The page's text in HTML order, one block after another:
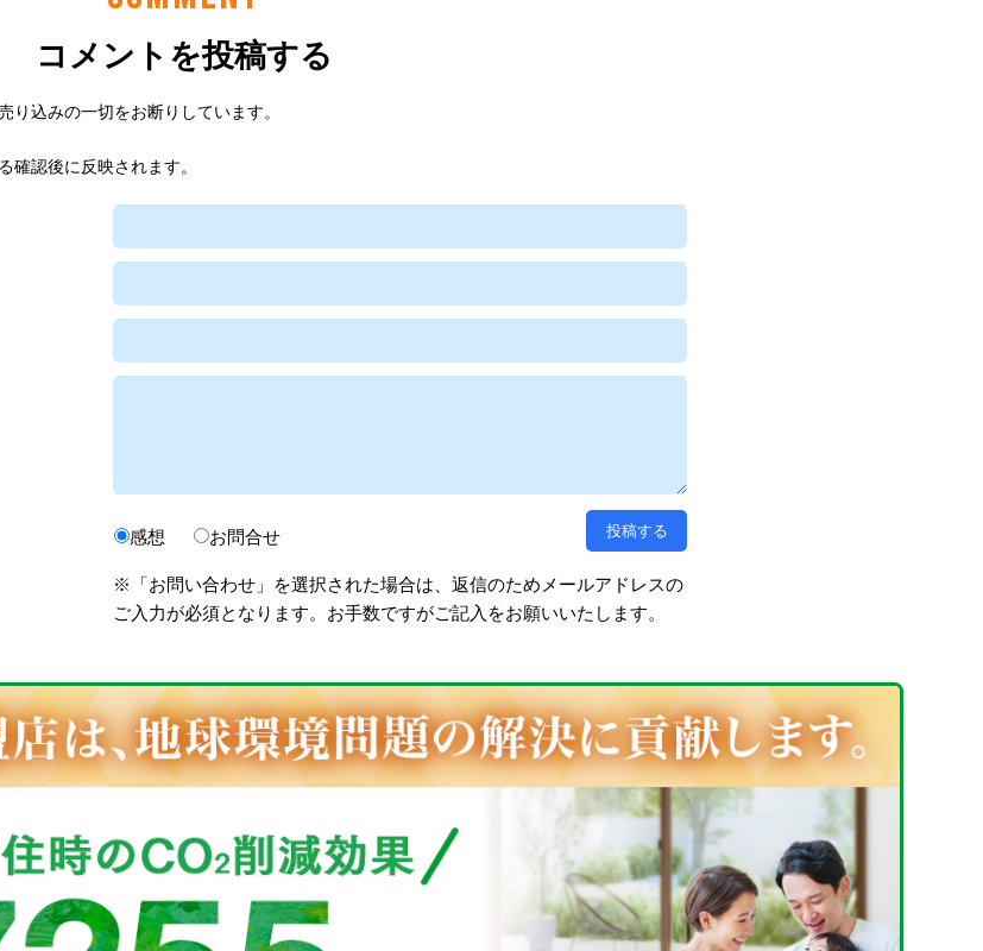
コメントを投稿する
り込みの一切をお断りしています。
確認後に反映されます。
感想 お問合せ
※「お問い合わせ」を選択された場合は、返信のためメールアドレスの
ご入力が必須となります。お手数ですがご記入をお願いいたします。